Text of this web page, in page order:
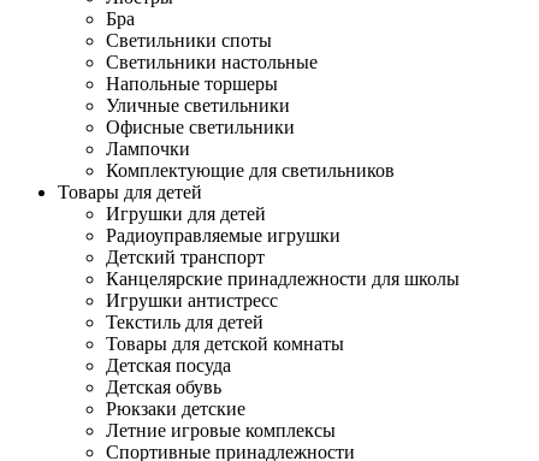
Бра
Светильники споты
Светильники настольные
Напольные торшеры
Уличные светильники
Офисные светильники
Лампочки
Комплектующие для светильников
Товары для детей
Игрушки для детей
Радиоуправляемые игрушки
Детский транспорт
Канцелярские принадлежности для школы
Игрушки антистресс
Текстиль для детей
Товары для детской комнаты
Детская посуда
Детская обувь
Рюкзаки детские
Летние игровые комплексы
Спортивные принадлежности